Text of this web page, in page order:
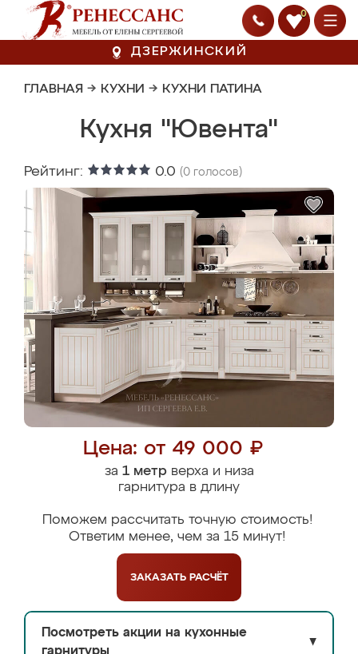
0
ДЗЕРЖИНСКИЙ
ГЛАВНАЯ → КУХНИ → КУХНИ ПАТИНА
Кухня "Ювента"
Рейтинг: 0.0 (0 голосов)
Цена: от 49 000 ₽
за 1 метрверха и низа
гарнитура в длину
Поможем рассчитать точную стоимость!
Ответим менее, чем за 15 минут!
ЗАКАЗАТЬ РАСЧЁТ
Посмотреть акции на кухонные
▼